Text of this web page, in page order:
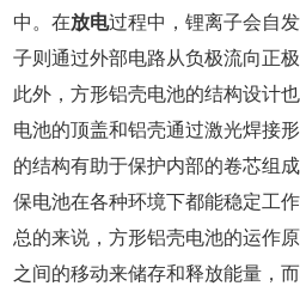
中。在放电过程中，锂离子会自
子则通过外部电路从负极流向正
此外，方形铝壳电池的结构设计
电池的顶盖和铝壳通过激光焊接
的结构有助于保护内部的卷芯组
保电池在各种环境下都能稳定工作
总的来说，方形铝壳电池的运作
之间的移动来储存和释放能量，